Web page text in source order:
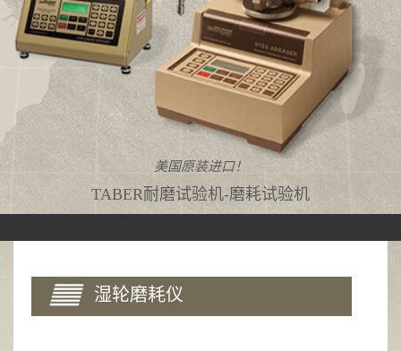
美国原装进口！
TABER耐磨试验机-磨耗试验机
湿轮磨耗仪